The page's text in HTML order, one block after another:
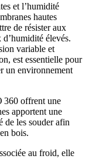
et l’humidité
hautes
de résister aux
élevés.
variable et
est essentielle pour
un environnement
360 offrent une
apportent une
de les souder afin
bois.
au froid, elle